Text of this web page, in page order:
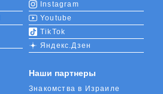
Instagram
Youtube
TikTok
Яндекс.Дзен
Наши партнеры
Знакомства в Израиле